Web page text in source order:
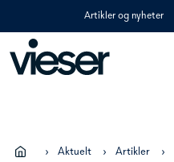
content
Artikler og nyheter
› Aktuelt › Artikler ›